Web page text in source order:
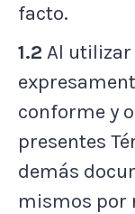
facto.
1.2 Al utilizar
conforme y
presentes
demás
mismos por